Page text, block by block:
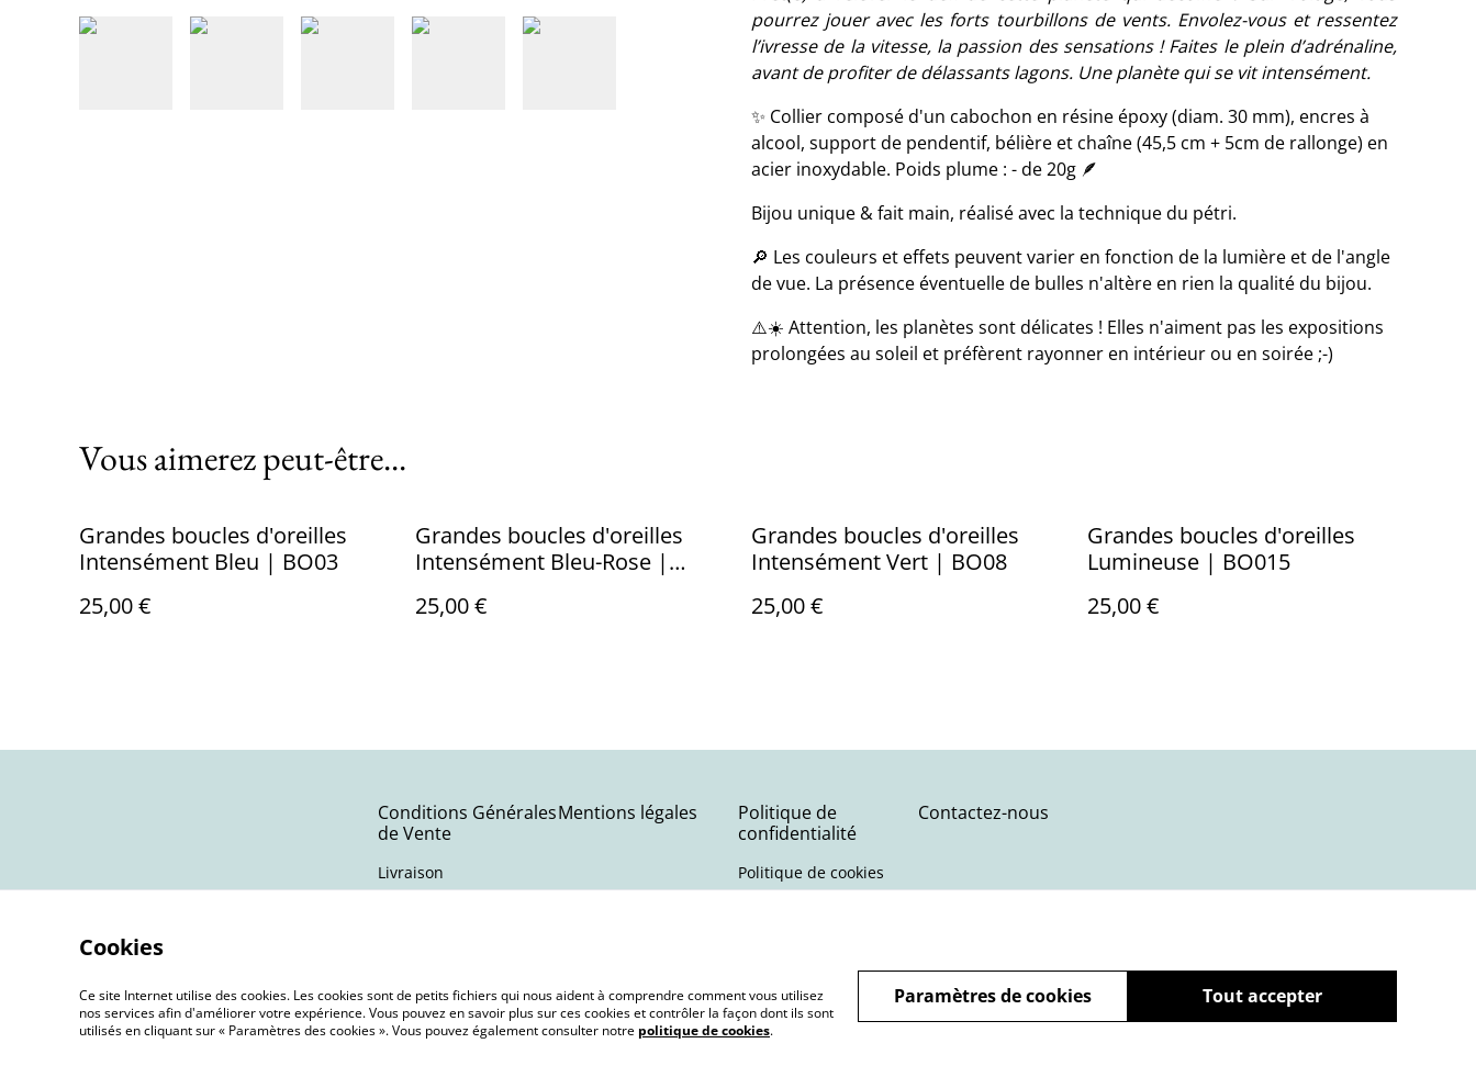
pourrez jouer avec les forts tourbillons de vents. Envolez-vous et ressentez
l’ivresse de la vitesse, la passion des sensations ! Faites le plein d’adrénaline,
avant de profiter de délassants lagons. Une planète qui se vit intensément.
✨ Collier composé d'un cabochon en résine époxy (diam. 30 mm), encres à
alcool, support de pendentif, bélière et chaîne (45,5 cm + 5cm de rallonge) en
acier inoxydable. Poids plume : - de 20g 🪶
Bijou unique & fait main, réalisé avec la technique du pétri.
🔎 Les couleurs et effets peuvent varier en fonction de la lumière et de l'angle
de vue. La présence éventuelle de bulles n'altère en rien la qualité du bijou.
⚠️☀️ Attention, les planètes sont délicates ! Elles n'aiment pas les expositions
prolongées au soleil et préfèrent rayonner en intérieur ou en soirée ;-)
Vous aimerez peut-être...
Grandes boucles d'oreilles
Intensément Bleu | BO03
25,00 €
Grandes boucles d'oreilles
Intensément Bleu-Rose |
25,00 €
Grandes boucles d'oreilles
Intensément Vert | BO08
25,00 €
Grandes boucles d'oreilles
Lumineuse | BO015
25,00 €
Conditions Générales
de Vente
Livraison
Mentions légales
Politique de
confidentialité
Politique de cookies
Contactez-nous
©2026 Terra Nebula | Bijoux oniriques
Cookies
Ce site Internet utilise des cookies. Les cookies sont de petits fichiers qui nous aident à comprendre comment vous utilisez
nos services afin d'améliorer votre expérience. Vous pouvez en savoir plus sur ces cookies et contrôler la façon dont ils sont
utilisés en cliquant sur « Paramètres des cookies ». Vous pouvez également consulter notre politique de cookies.
Tout accepter
Paramètres de cookies